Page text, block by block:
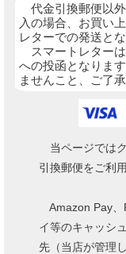
代金引換郵便以
入の場合、お買い
レターでの発送とな
スマートレター
への投函となりま
ませんこと、ご了
当ページでは
引換郵便をご利
Amazon Pay、
イ等のキャッシ
先（当店が管理